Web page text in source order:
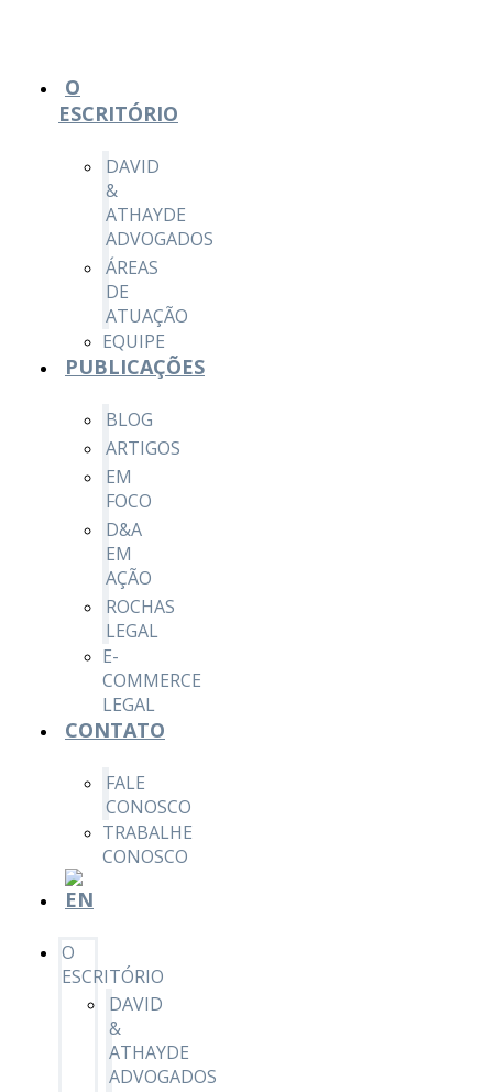
O
ESCRITÓRIO
DAVID
&
ATHAYDE
ADVOGADOS
ÁREAS
DE
ATUAÇÃO
EQUIPE
PUBLICAÇÕES
BLOG
ARTIGOS
EM
FOCO
D&A
EM
AÇÃO
ROCHAS
LEGAL
E-
COMMERCE
LEGAL
CONTATO
FALE
CONOSCO
TRABALHE
CONOSCO
O
ESCRITÓRIO
DAVID
&
ATHAYDE
ADVOGADOS